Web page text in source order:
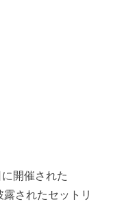
開催された
露されたセットリ